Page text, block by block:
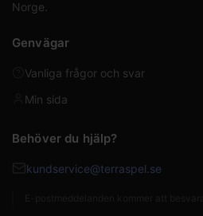
Norge.
Genvägar
Vanliga frågor och svar
Min sida
Behöver du hjälp?
kundservice@terraspel.se